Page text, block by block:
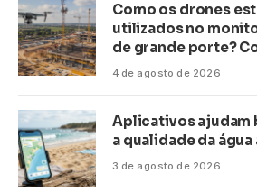
Como os drones
utilizados no
de grande porte?
4 de agosto de 2026
Aplicativos ajudam
a qualidade da
3 de agosto de 2026